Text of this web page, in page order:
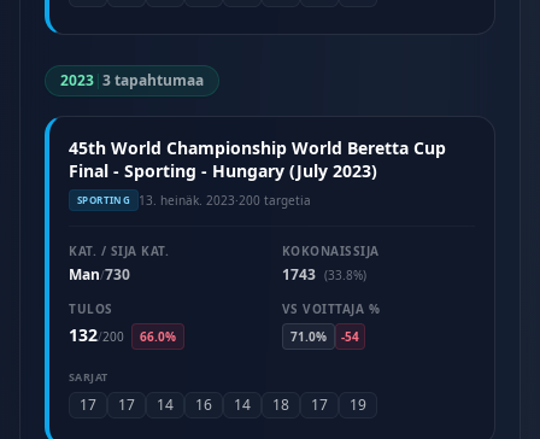
2023|3 tapahtumaa
45th World Championship World Beretta Cup
Final - Sporting - Hungary (July 2023)
SPORTING 13. heinäk. 2023·200 targetia
KAT. / SIJA KAT.
Man/730
KOKONAISSIJA
1743 (33.8%)
TULOS
132/200 66.0%
VS VOITTAJA %
71.0%
-54
SARJAT
17 17 14 16 14 18 17 19